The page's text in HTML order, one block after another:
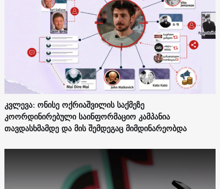
კვლევა: ონისე ოქრიაშვილის საქმეზე
კოორდინირებული საინფორმაციო კამპანია
თავდასხმამდე და მის შემდეგაც მიმდინარეობდა